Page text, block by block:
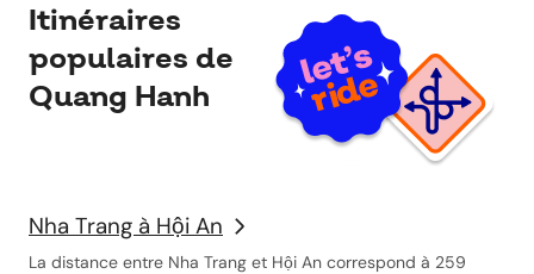
Itinéraires
populaires de
Quang Hanh
Nha Trang à Hội An
La distance entre Nha Trang et Hội An correspond à 259